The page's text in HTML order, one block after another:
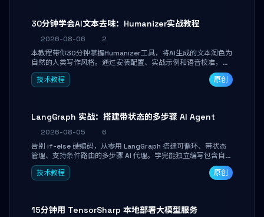
30分钟学会AI文本去味：Humanizer实战教程
2026-08-06
2
本教程带你30分钟掌握Humanizer工具，将AI生成的文本润色为
自然的人类写作风格。通过安装配置、实战示例和语音校准，让
你的内容告别AI痕迹，匹配个人写作习惯，适合内容创作者和技
术博主。
技术教程 原创
LangGraph 实战：搭建带状态的多步骤 AI Agent
2026-08-05
6
告别 if-else 硬编码，从零用 LangGraph 搭建可循环、带状态
管理、支持条件路由的多步骤 AI 代理。学完能独立编写包含自动
决策、工具调用和持久化状态的复杂工作流，并避开递归溢出、
状态丢失等常见坑点。
技术教程 原创
15分钟用 TensorSharp 本地部署大模型服务